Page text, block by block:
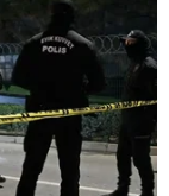
Bộ